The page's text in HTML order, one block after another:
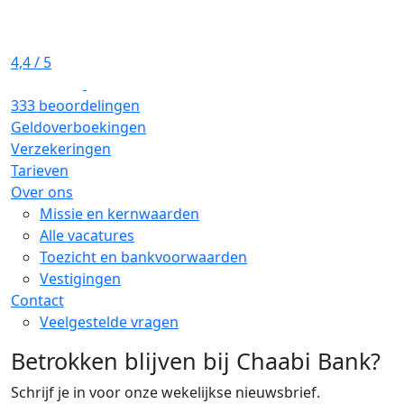
4,4/ 5
333 beoordelingen
Geldoverboekingen
Verzekeringen
Tarieven
Over ons
Missie en kernwaarden
Alle vacatures
Toezicht en bankvoorwaarden
Vestigingen
Contact
Veelgestelde vragen
Betrokken blijven bij Chaabi Bank?
Schrijf je in voor onze wekelijkse nieuwsbrief.